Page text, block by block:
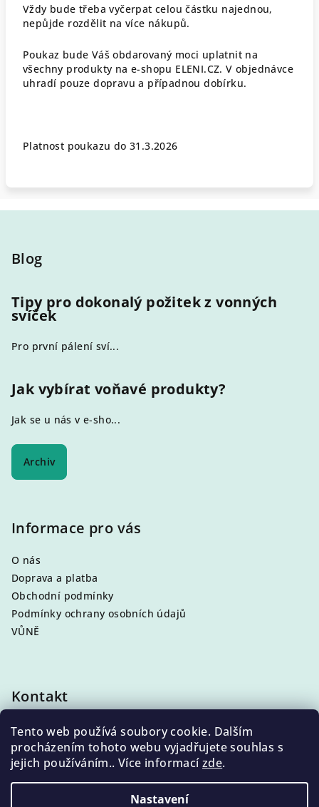
Tento web používá soubory cookie. Dalším
procházením tohoto webu vyjadřujete souhlas s
jejich používáním.. Více informacízde.
Nastavení
Vždy bude třeba vyčerpat celou částku najednou,
nepůjde rozdělit na více nákupů.
Poukaz bude Váš obdarovaný moci uplatnit na
všechny produkty na e-shopu ELENI.CZ. V objednávce
uhradí pouze dopravu a případnou dobírku.
Platnost poukazu do 31.3.2026
Blog
Tipy pro dokonalý požitek z vonných
svíček
Pro první pálení sví...
Jak vybírat voňavé produkty?
Jak se u nás v e-sho...
Archiv
Informace pro vás
O nás
Doprava a platba
Obchodní podmínky
Podmínky ochrany osobních údajů
VŮNĚ
Kontakt
info@eleni.cz
+420 704 868 500